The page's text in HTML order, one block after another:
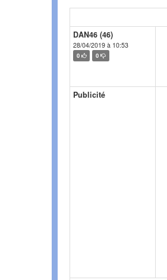
DAN46 (46)
28/04/2019 à 10:53
0 0
Publicité